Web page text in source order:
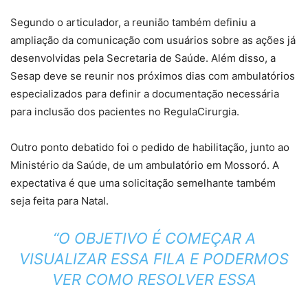
Segundo o articulador, a reunião também definiu a
ampliação da comunicação com usuários sobre as ações já
desenvolvidas pela Secretaria de Saúde. Além disso, a
Sesap deve se reunir nos próximos dias com ambulatórios
especializados para definir a documentação necessária
para inclusão dos pacientes no RegulaCirurgia.
Outro ponto debatido foi o pedido de habilitação, junto ao
Ministério da Saúde, de um ambulatório em Mossoró. A
expectativa é que uma solicitação semelhante também
seja feita para Natal.
“O OBJETIVO É COMEÇAR A
VISUALIZAR ESSA FILA E PODERMOS
VER COMO RESOLVER ESSA